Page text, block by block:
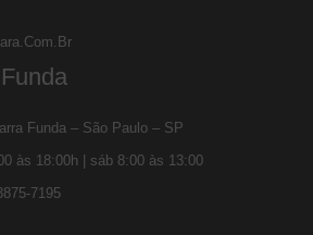
Funda – São Paulo – SP
às 18:00h | sáb 8:00 às 13:00
7195